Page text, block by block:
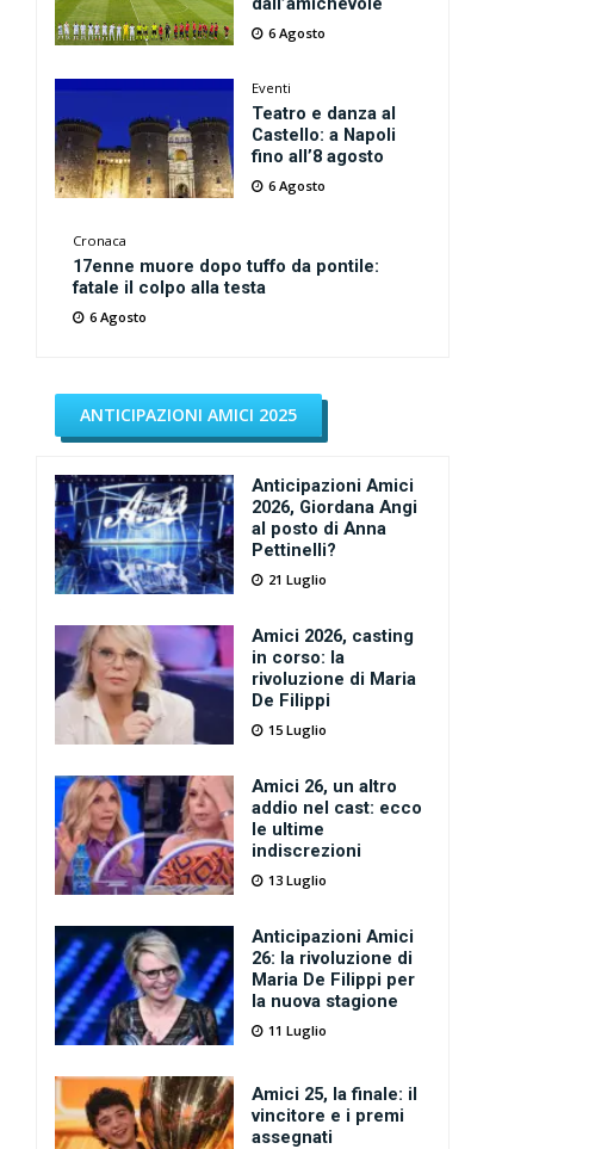
6 Agosto
Eventi
Teatro e danza al
Castello: a Napoli
fino all’8 agosto
6 Agosto
Cronaca
17enne muore dopo tuffo da pontile:
fatale il colpo alla testa
6 Agosto
ANTICIPAZIONI AMICI 2025
Anticipazioni Amici
2026, Giordana Angi
al posto di Anna
Pettinelli?
21 Luglio
Amici 2026, casting
in corso: la
rivoluzione di Maria
De Filippi
15 Luglio
Amici 26, un altro
addio nel cast: ecco
le ultime
indiscrezioni
13 Luglio
Anticipazioni Amici
26: la rivoluzione di
Maria De Filippi per
la nuova stagione
11 Luglio
Amici 25, la finale: il
vincitore e i premi
assegnati